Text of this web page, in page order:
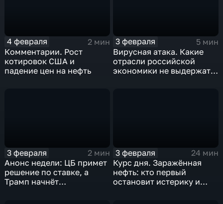
4 февраля
2 мин
Комментарии. Рост
котировок США и
падение цен на нефть
3 февраля
5 мин
Вирусная атака. Какие
отрасли российской
экономики не выдержат
3 февраля
2 мин
Анонс недели: ЦБ примет
решение по ставке, а
Трамп начнёт
3 февраля
24 мин
Курс дня. Заражённая
нефть: кто первый
остановит истерику и